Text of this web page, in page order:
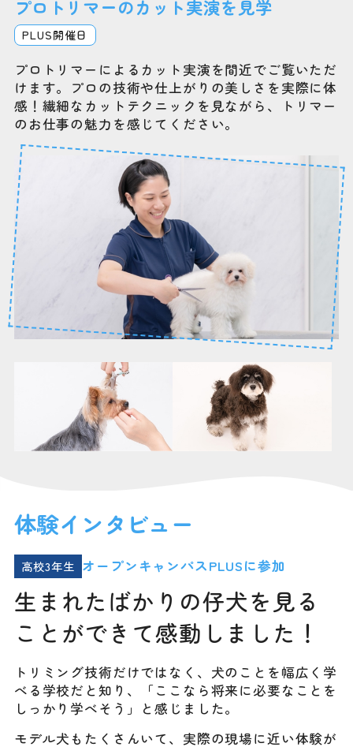
プロトリマーのカット実演を見学
PLUS開催日
プロトリマーによるカット実演を間近でご覧いただ
けます。プロの技術や仕上がりの美しさを実際に体
感！繊細なカットテクニックを見ながら、トリマー
のお仕事の魅力を感じてください。
体験インタビュー
高校3年生 オープンキャンパスPLUSに参加
生まれたばかりの仔犬を見る
ことができて感動しました！
トリミング技術だけではなく、犬のことを幅広く学
べる学校だと知り、「ここなら将来に必要なことを
しっかり学べそう」と感じました。
モデル犬もたくさんいて、実際の現場に近い体験が